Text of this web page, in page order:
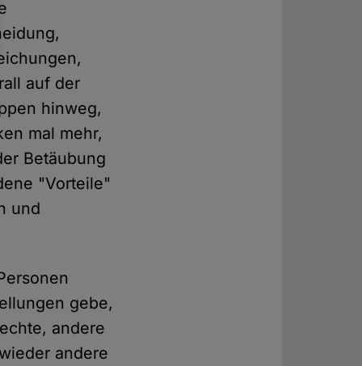
auf der
hinweg,
mal mehr,
Betäubung
"Vorteile"
und
gebe,
andere
andere